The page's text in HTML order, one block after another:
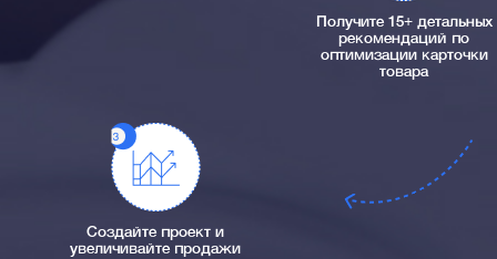
Получите 15+ детальных
рекомендаций по
оптимизации карточки
товара
Создайте проект и
увеличивайте продажи